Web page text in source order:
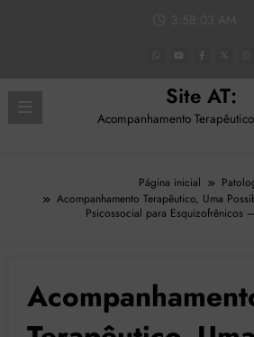
Site AT:
Acompanhamento
Página inicial
Acompanhamento Terapêutico, Uma
Psicossocial para Esquizofrênicos